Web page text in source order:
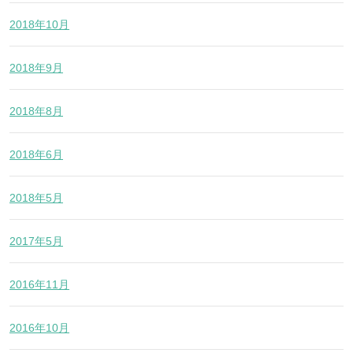
2018年10月
2018年9月
2018年8月
2018年6月
2018年5月
2017年5月
2016年11月
2016年10月